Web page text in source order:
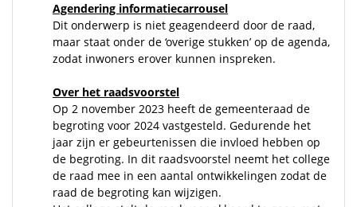
Agendering informatiecarrousel
Dit onderwerp is niet geagendeerd door de raad,
maar staat onder de ‘overige stukken’ op de agenda,
zodat inwoners erover kunnen inspreken.
Over het raadsvoorstel
Op 2 november 2023 heeft de gemeenteraad de
begroting voor 2024 vastgesteld. Gedurende het
jaar zijn er gebeurtenissen die invloed hebben op
de begroting. In dit raadsvoorstel neemt het college
de raad mee in een aantal ontwikkelingen zodat de
raad de begroting kan wijzigen.